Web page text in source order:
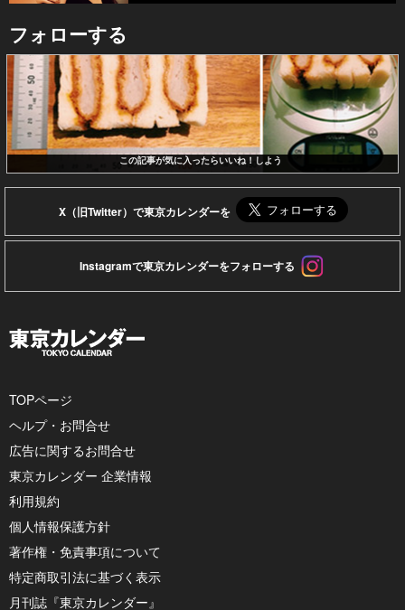
フォローする
この記事が気に入ったらいいね！しよう
X（旧Twitter）で東京カレンダーを
Instagramで東京カレンダーをフォローする
TOPページ
ヘルプ・お問合せ
広告に関するお問合せ
東京カレンダー 企業情報
利用規約
個人情報保護方針
著作権・免責事項について
特定商取引法に基づく表示
月刊誌『東京カレンダー』